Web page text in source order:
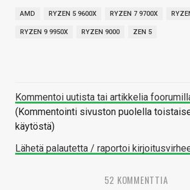
AMD RYZEN 5 9600X RYZEN 7 9700X
RYZEN 9 9950X RYZEN 9000 ZEN 5
Kommentoi uutista tai artikkelia
(Kommentointi sivuston puolella
käytöstä)
Lähetä palautetta / raportoi
52 KOMMENTTIA